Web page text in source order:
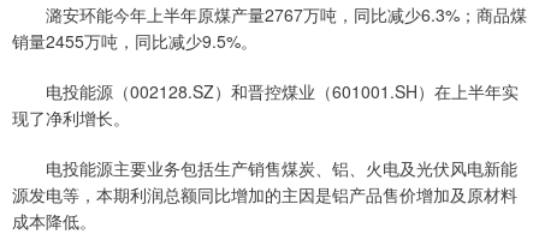
潞安环能今年上半年原煤产量2767万吨，同比减少6.3%；商品煤
销量2455万吨，同比减少9.5%。
电投能源（002128.SZ）和晋控煤业（601001.SH）在上半年实
现了净利增长。
电投能源主要业务包括生产销售煤炭、铝、火电及光伏风电新能
源发电等，本期利润总额同比增加的主因是铝产品售价增加及原材料
成本降低。